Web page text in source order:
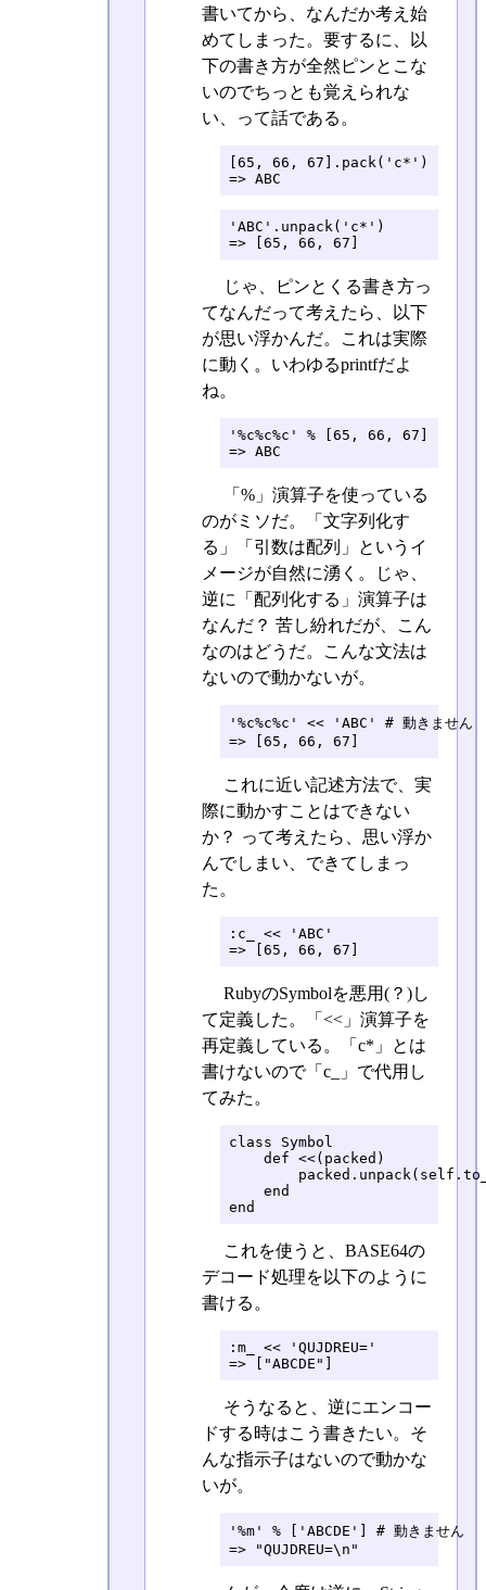
書いてから、なんだか考え始
めてしまった。要するに、以
下の書き方が全然ピンとこな
いのでちっとも覚えられな
い、って話である。
[65, 66, 67].pack('c*')
=> ABC
'ABC'.unpack('c*')
=> [65, 66, 67]
じゃ、ピンとくる書き方っ
てなんだって考えたら、以下
が思い浮かんだ。これは実際
に動く。いわゆるprintfだよ
ね。
'%c%c%c' % [65, 66, 67]
=> ABC
「%」演算子を使っている
のがミソだ。「文字列化す
る」「引数は配列」というイ
メージが自然に湧く。じゃ、
逆に「配列化する」演算子は
なんだ？ 苦し紛れだが、こん
なのはどうだ。こんな文法は
ないので動かないが。
'%c%c%c' << 'ABC' # 動きません
=> [65, 66, 67]
これに近い記述方法で、実
際に動かすことはできない
か？ って考えたら、思い浮か
んでしまい、できてしまっ
た。
:c_ << 'ABC'
=> [65, 66, 67]
RubyのSymbolを悪用(？)し
て定義した。「<<」演算子を
再定義している。「c*」とは
書けないので「c_」で代用し
てみた。
class Symbol
    def <<(packed)
    end
end
これを使うと、BASE64の
デコード処理を以下のように
書ける。
:m_ << 'QUJDREU='
=> ["ABCDE"]
そうなると、逆にエンコー
ドする時はこう書きたい。そ
んな指示子はないので動かな
いが。
'%m' % ['ABCDE'] # 動きません
=> "QUJDREU=\n"